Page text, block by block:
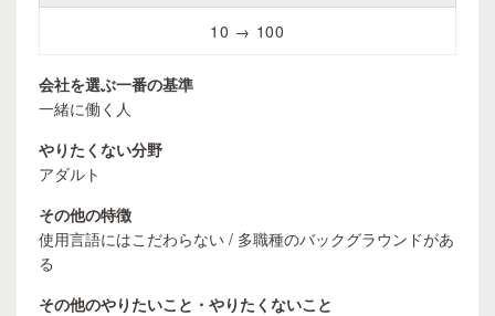
10 → 100
会社を選ぶ一番の基準
一緒に働く人
やりたくない分野
アダルト
その他の特徴
使用言語にはこだわらない / 多職種のバックグラウンドがあ
る
その他のやりたいこと・やりたくないこと